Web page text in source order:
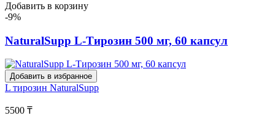
Добавить в корзину
-9%
NaturalSupp L-Тирозин 500 мг, 60 капсул
Добавить в избранное
L тирозин NaturalSupp
5500 ₸